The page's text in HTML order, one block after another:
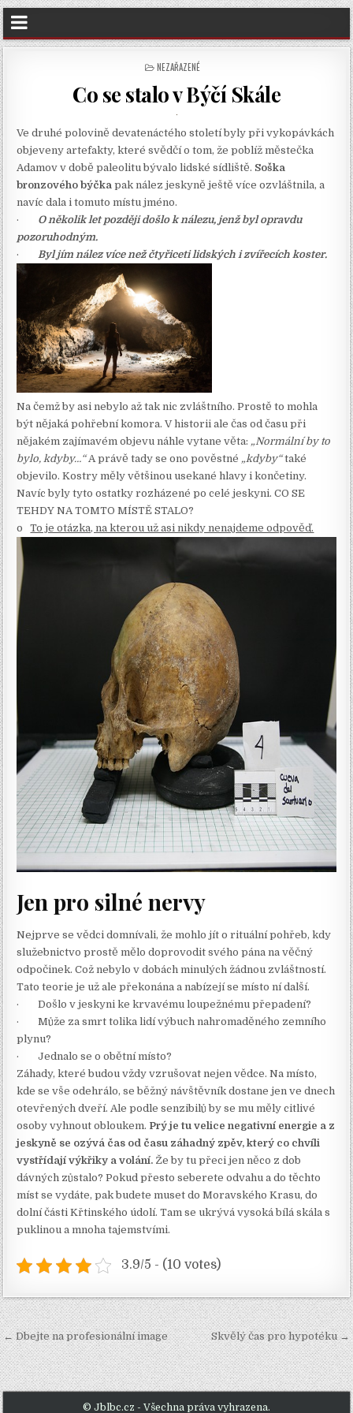
POSTED
NEZAŘAZENÉ
Co se stalo v Býčí Skále
Ve druhé polovině devatenáctého století byly při vykopávkách
objeveny artefakty, které svědčí o tom, že poblíž městečka
Adamov v době paleolitu bývalo lidské sídliště. Soška
bronzového býčka pak nález jeskyně ještě více ozvláštnila, a
navíc dala i tomuto místu jméno.
· O několik let později došlo k nálezu, jenž byl opravdu
pozoruhodným.
·
Byl jím nález více než čtyřiceti lidských i zvířecích koster.
Na čemž by asi nebylo až tak nic zvláštního. Prostě to mohla
být nějaká pohřební komora. V historii ale čas od času při
nějakém zajímavém objevu náhle vytane věta: „Normální by to
bylo, kdyby…“A právě tady se ono pověstné „kdyby“také
objevilo. Kostry měly většinou usekané hlavy i končetiny.
Navíc byly tyto ostatky rozházené po celé jeskyni. CO SE
TEHDY NA TOMTO MÍSTĚ STALO?
oTo je otázka, na kterou už asi nikdy nenajdeme odpověď.
Jen pro silné nervy
Nejprve se vědci domnívali, že mohlo jít o rituální pohřeb, kdy
služebnictvo prostě mělo doprovodit svého pána na věčný
odpočinek. Což nebylo v dobách minulých žádnou zvláštností.
Tato teorie je už ale překonána a nabízejí se místo ní další.
· Došlo v jeskyni ke krvavému loupežnému přepadení?
· Může za smrt tolika lidí výbuch nahromaděného zemního
plynu?
· Jednalo se o obětní místo?
Záhady, které budou vždy vzrušovat nejen vědce. Na místo,
kde se vše odehrálo, se běžný návštěvník dostane jen ve dnech
otevřených dveří. Ale podle senzibilů by se mu měly citlivé
osoby vyhnout obloukem. Prý je tu velice negativní energie a z
jeskyně se ozývá čas od času záhadný zpěv, který co chvíli
vystřídají výkřiky a volání. Že by tu přeci jen něco z dob
dávných zůstalo? Pokud přesto seberete odvahu a do těchto
míst se vydáte, pak budete muset do Moravského Krasu, do
dolní části Křtinského údolí. Tam se ukrývá vysoká bílá skála s
puklinou a mnoha tajemstvími.
3.9/5 - (10 votes)
Navigace
pro
příspěvek
← Dbejte na profesionální image Skvělý čas pro hypotéku →
© Jblbc.cz - Všechna práva vyhrazena.